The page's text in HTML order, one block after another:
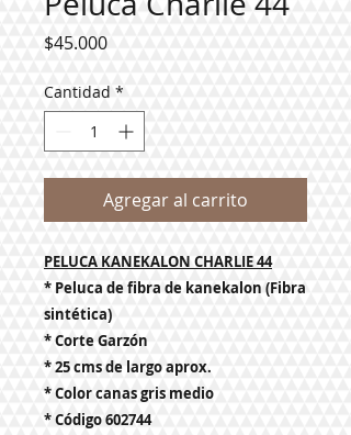
$45.000Precio
Cantidad *
Agregar al carrito
PELUCA KANEKALON CHARLIE 44
* Peluca de fibra de kanekalon (Fibra
sintética)
* Corte Garzón
* 25 cms de largo aprox.
* Color canas gris medio
* Código 602744